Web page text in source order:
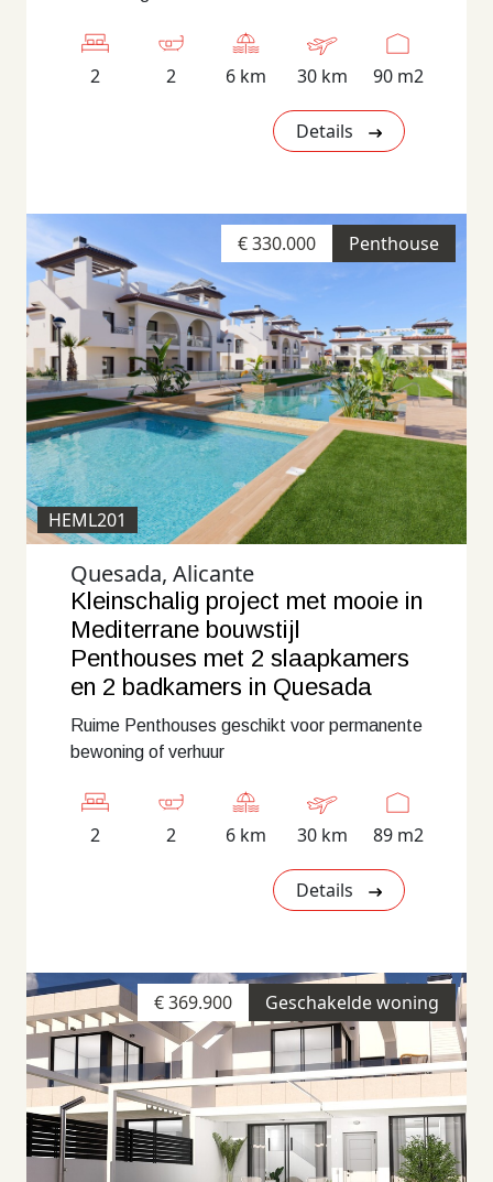
2 2 6 km 30 km 90 m2
Details
Penthouse
€ 330.000
HEML201
Quesada, Alicante
Kleinschalig project met mooie in
Mediterrane bouwstijl
Penthouses met 2 slaapkamers
en 2 badkamers in Quesada
Ruime Penthouses geschikt voor permanente
bewoning of verhuur
2 2 6 km 30 km 89 m2
Details
Geschakelde woning
€ 369.900